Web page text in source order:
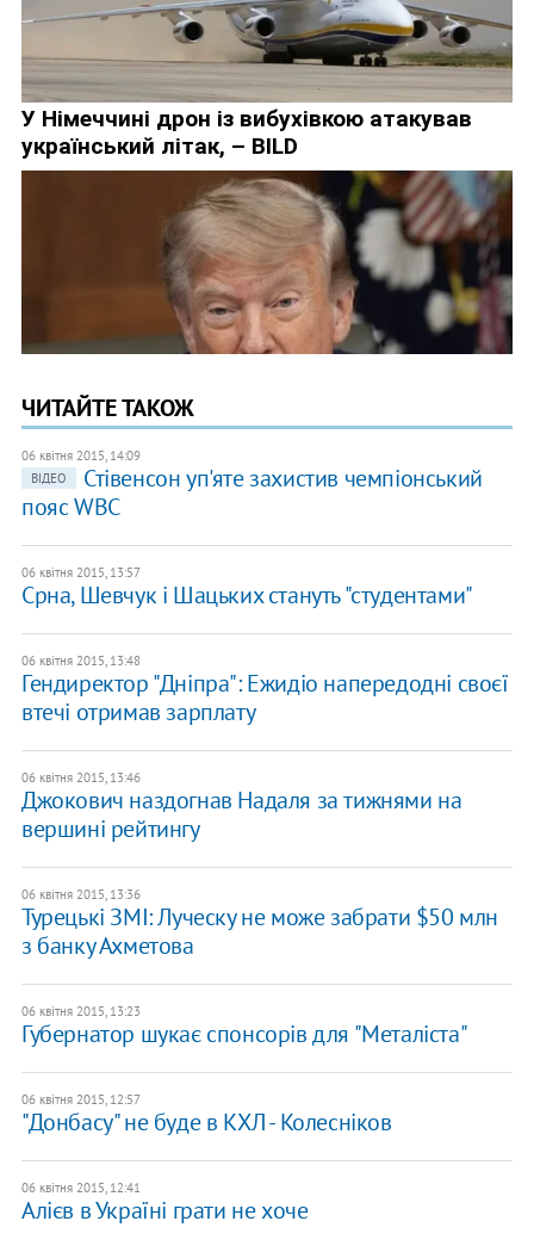
ЧИТАЙТЕ ТАКОЖ
06 квітня 2015, 14:09
ВІДЕО
Стівенсон уп'яте захистив чемпіонський
пояс WBC
06 квітня 2015, 13:57
Срна, Шевчук і Шацьких стануть "студентами"
06 квітня 2015, 13:48
Гендиректор "Дніпра": Ежидіо напередодні своєї
втечі отримав зарплату
06 квітня 2015, 13:46
Джокович наздогнав Надаля за тижнями на
вершині рейтингу
06 квітня 2015, 13:36
Турецькі ЗМІ: Луческу не може забрати $50 млн
з банку Ахметова
06 квітня 2015, 13:23
Губернатор шукає спонсорів для "Металіста"
06 квітня 2015, 12:57
"Донбасу" не буде в КХЛ - Колесніков
06 квітня 2015, 12:41
Алієв в Україні грати не хоче